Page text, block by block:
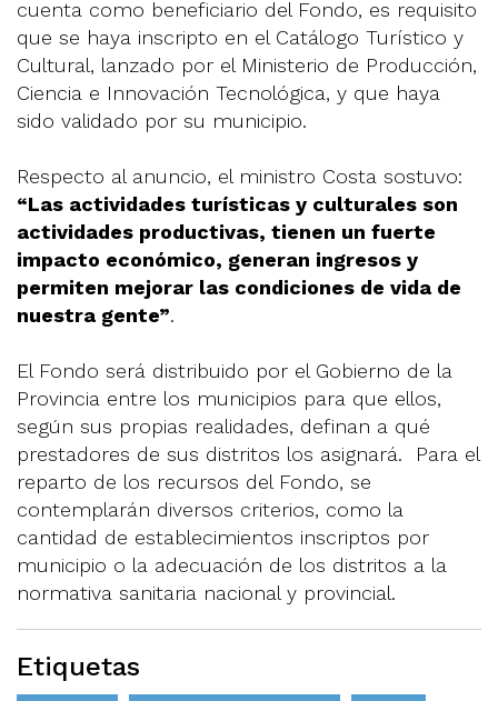
cuenta como beneficiario del Fondo, es requisito
que se haya inscripto en el Catálogo Turístico y
Cultural, lanzado por el Ministerio de Producción,
Ciencia e Innovación Tecnológica, y que haya
sido validado por su municipio.
Respecto al anuncio, el ministro Costa sostuvo:
“Las actividades turísticas y culturales son
actividades productivas, tienen un fuerte
impacto económico, generan ingresos y
permiten mejorar las condiciones de vida de
nuestra gente”.
El Fondo será distribuido por el Gobierno de la
Provincia entre los municipios para que ellos,
según sus propias realidades, definan a qué
prestadores de sus distritos los asignará. Para el
reparto de los recursos del Fondo, se
contemplarán diversos criterios, como la
cantidad de establecimientos inscriptos por
municipio o la adecuación de los distritos a la
normativa sanitaria nacional y provincial.
Etiquetas